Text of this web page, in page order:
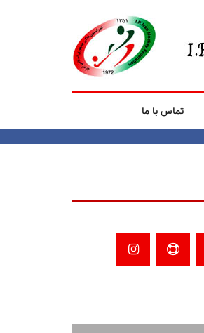
تماس با ما